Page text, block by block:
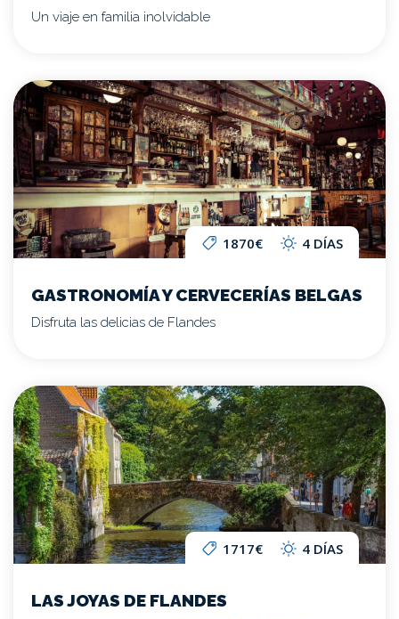
Un viaje en familia inolvidable
1870€ 4 DÍAS
GASTRONOMÍA Y CERVECERÍAS BELGAS
Disfruta las delicias de Flandes
1717€ 4 DÍAS
LAS JOYAS DE FLANDES